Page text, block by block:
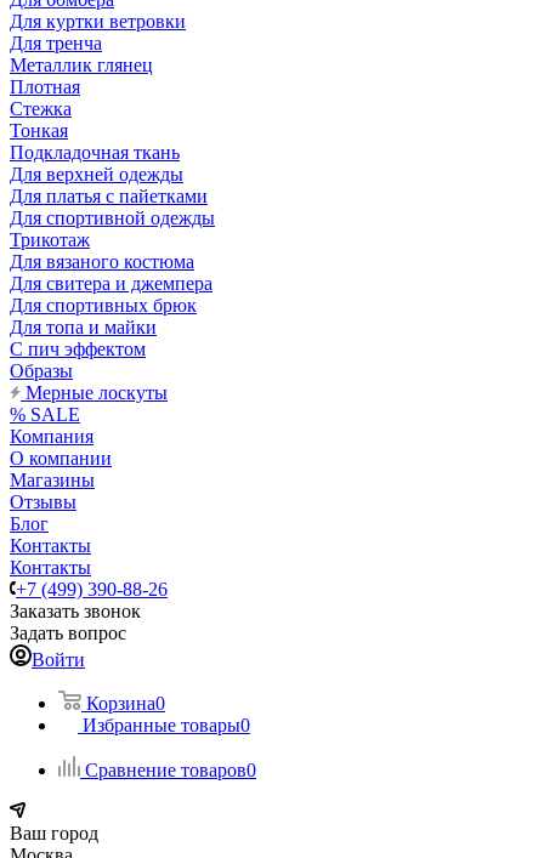
Для куртки ветровки
Для тренча
Металлик глянец
Плотная
Стежка
Тонкая
Подкладочная ткань
Для верхней одежды
Для платья с пайетками
Для спортивной одежды
Трикотаж
Для вязаного костюма
Для свитера и джемпера
Для спортивных брюк
Для топа и майки
С пич эффектом
Образы
Мерные лоскуты
% SALE
Компания
О компании
Магазины
Отзывы
Блог
Контакты
Контакты
+7 (499) 390-88-26
Заказать звонок
Задать вопрос
Войти
Корзина0
Избранные товары0
Сравнение товаров0
Ваш город